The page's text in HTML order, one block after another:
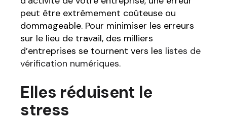
peut être extrêmement coûteuse ou
dommageable. Pour minimiser les erreurs
sur le lieu de travail, des milliers
d’entreprises se tournent vers les listes de
vérification numériques.
Elles réduisent le
stress